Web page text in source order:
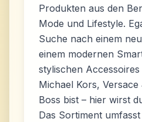
Produkten aus den
Mode und Lifestyle.
Suche nach einem
einem modernen
stylischen
Michael Kors,
Boss bist – hier wirst
Das Sortiment